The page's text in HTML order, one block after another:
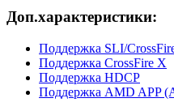
Доп.характеристики:
Поддержка SLI/
Поддержка CrossFire X
Поддержка HDCP
Поддержка AMD APP